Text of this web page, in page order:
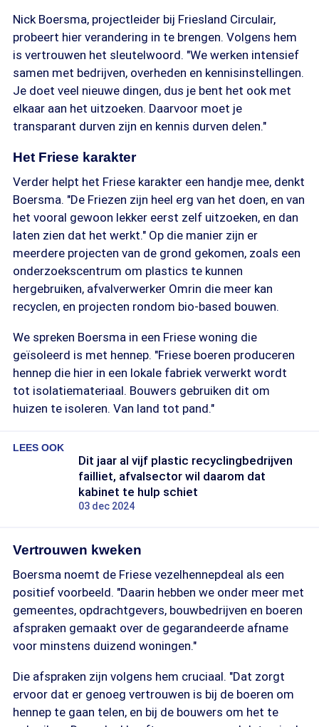
Nick Boersma, projectleider bij Friesland Circulair,
probeert hier verandering in te brengen. Volgens hem
is vertrouwen het sleutelwoord. "We werken intensief
samen met bedrijven, overheden en kennisinstellingen.
Je doet veel nieuwe dingen, dus je bent het ook met
elkaar aan het uitzoeken. Daarvoor moet je
transparant durven zijn en kennis durven delen."
Het Friese karakter
Verder helpt het Friese karakter een handje mee, denkt
Boersma. "De Friezen zijn heel erg van het doen, en van
het vooral gewoon lekker eerst zelf uitzoeken, en dan
laten zien dat het werkt." Op die manier zijn er
meerdere projecten van de grond gekomen, zoals een
onderzoekscentrum om plastics te kunnen
hergebruiken, afvalverwerker Omrin die meer kan
recyclen, en projecten rondom bio-based bouwen.
We spreken Boersma in een Friese woning die
geïsoleerd is met hennep. "Friese boeren produceren
hennep die hier in een lokale fabriek verwerkt wordt
tot isolatiemateriaal. Bouwers gebruiken dit om
huizen te isoleren. Van land tot pand."
LEES OOK
Dit jaar al vijf plastic recyclingbedrijven
failliet, afvalsector wil daarom dat
kabinet te hulp schiet
03 dec 2024
Vertrouwen kweken
Boersma noemt de Friese vezelhennepdeal als een
positief voorbeeld. "Daarin hebben we onder meer met
gemeentes, opdrachtgevers, bouwbedrijven en boeren
afspraken gemaakt over de gegarandeerde afname
voor minstens duizend woningen."
Die afspraken zijn volgens hem cruciaal. "Dat zorgt
ervoor dat er genoeg vertrouwen is bij de boeren om
hennep te gaan telen, en bij de bouwers om het te